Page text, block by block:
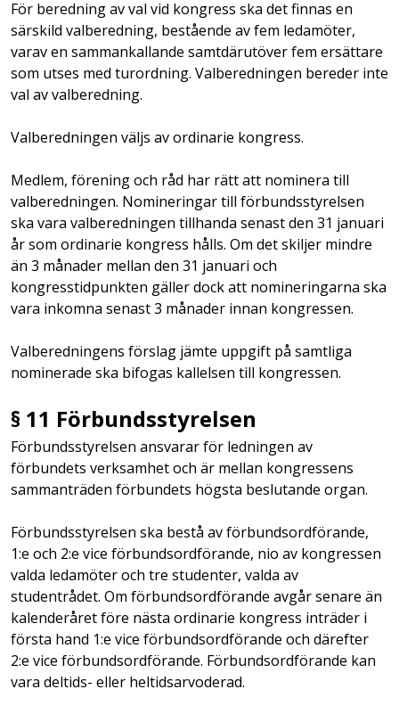
För beredning av val vid kongress ska det finnas en
särskild valberedning, bestående av fem ledamöter,
varav en sammankallande samtdärutöver fem ersättare
som utses med turordning. Valberedningen bereder inte
val av valberedning.
Valberedningen väljs av ordinarie kongress.
Medlem, förening och råd har rätt att nominera till
valberedningen. Nomineringar till förbundsstyrelsen
ska vara valberedningen tillhanda senast den 31 januari
år som ordinarie kongress hålls. Om det skiljer mindre
än 3 månader mellan den 31 januari och
kongresstidpunkten gäller dock att nomineringarna ska
vara inkomna senast 3 månader innan kongressen.
Valberedningens förslag jämte uppgift på samtliga
nominerade ska bifogas kallelsen till kongressen.
§ 11 Förbundsstyrelsen
Förbundsstyrelsen ansvarar för ledningen av
förbundets verksamhet och är mellan kongressens
sammanträden förbundets högsta beslutande organ.
Förbundsstyrelsen ska bestå av förbundsordförande,
1:e och 2:e vice förbundsordförande, nio av kongressen
valda ledamöter och tre studenter, valda av
studentrådet. Om förbundsordförande avgår senare än
kalenderåret före nästa ordinarie kongress inträder i
första hand 1:e vice förbundsordförande och därefter
2:e vice förbundsordförande. Förbundsordförande kan
vara deltids- eller heltidsarvoderad.